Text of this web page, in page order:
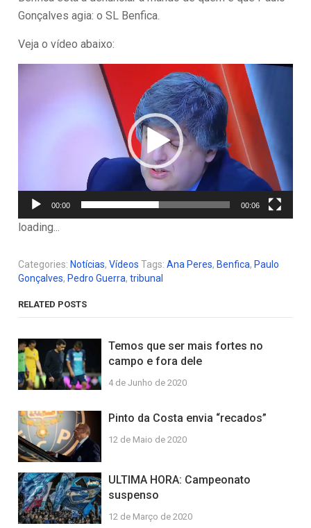
Gonçalves agia: o SL Benfica.
Veja o vídeo abaixo:
00:00 00:06
loading...
Categories: Notícias,Vídeos Tags:Ana Peres, Benfica, Paulo
Gonçalves, Pedro Guerra,tribunal
RELATED POSTS
Temos que ser mais fortes no
campo e fora dele
4 de Junho de 2020
Pinto da Costa envia “recados”
12 de Maio de 2020
ULTIMA HORA: Campeonato
suspenso
12 de Março de 2020